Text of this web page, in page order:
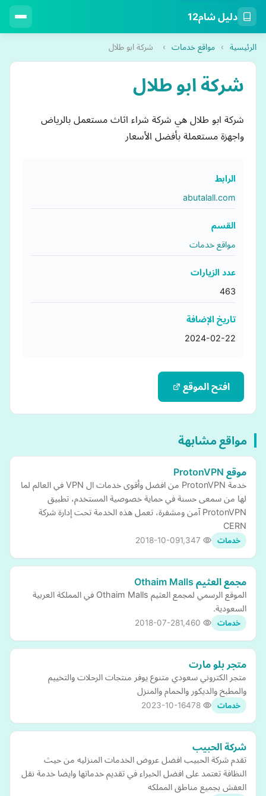
دليل شام12
الرئيسية › مواقع خدمات › شركة ابو طلال
شركة ابو طلال
شركة ابو طلال هي شركة شراء اثاث مستعمل بالرياض
واجهزة مستعملة بأفضل الأسعار
الرابط
abutalall.com
القسم
مواقع خدمات
عدد الزيارات
463
تاريخ الإضافة
2024-02-22
افتح الموقع
مواقع مشابهة
موقع ProtonVPN
خدمة ProtonVPN من افضل وأقوى خدمات ال VPN في العالم لما
لها من سمعى حسنة في حماية خصوصية المستخدم، تطبيق
ProtonVPN آمن ومشفرة، تعمل هذه الخدمة تحت إدارة شركة
CERN
خدمات 2018-10-09
مجمع العثيم Othaim Malls
الموقع الرسمي لمجمع العثيم Othaim Malls في المملكة العربية
السعودية.
خدمات 2018-07-28
متجر بلو مارت
متجر الكتروني سعودي متنوع يوفر منتجات الرحلات والتخييم
والمطبخ والديكور والحمام والمنزل
خدمات 2023-10-16
شركة الحبيب
تقدم شركة الحبيب افضل عروض الخدمات المنزليه من حيث
النظافة تعتمد على افضل الخبراء في تقديم خدماتها وايضا خدمة نقل
العفش بجميع مناطق المملكه